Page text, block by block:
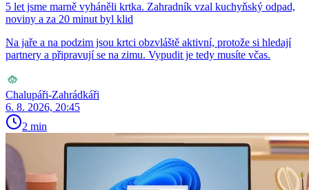
5 let jsme marně vyháněli krtka. Zahradník vzal kuchyňský odpad,
noviny a za 20 minut byl klid
Na jaře a na podzim jsou krtci obzvláště aktivní, protože si hledají
partnery a připravují se na zimu. Vypudit je tedy musíte včas.
Chalupáři-Zahrádkáři
6. 8. 2026, 20:45
2 min